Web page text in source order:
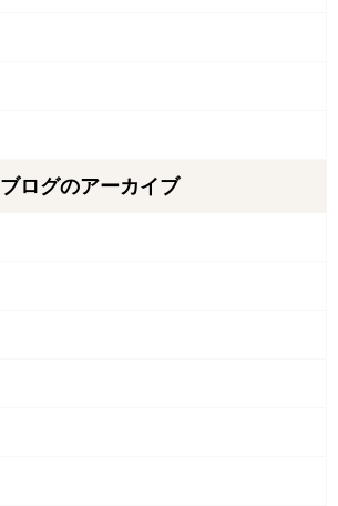
ブログのアーカイブ